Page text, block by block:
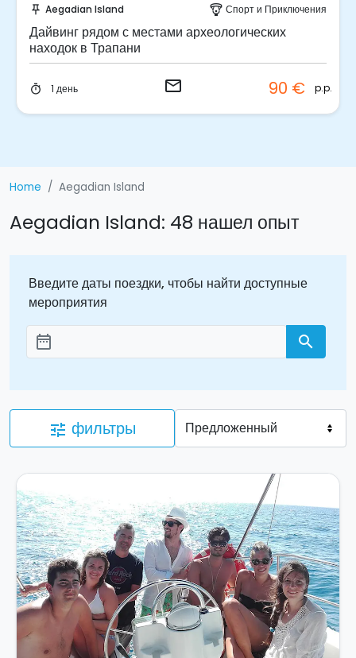
push_pin Aegadian Island paragliding Спорт и Приключения
Дайвинг рядом с местами археологических
находок в Трапани
timer 1 день email 90 € p.p.
Home Aegadian Island
Aegadian Island: 48 нашел опыт
Введите даты поездки, чтобы найти доступные
мероприятия
Aggiungi le date
date_range search
tune фильтры